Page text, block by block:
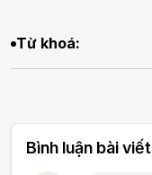
Từ khoá:
Bình luận bài viết